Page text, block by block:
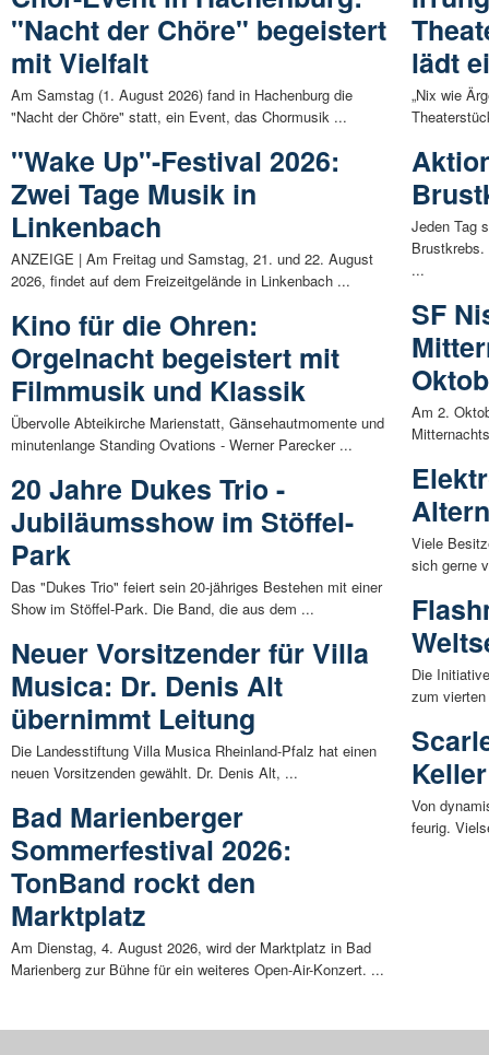
"Nacht der Chöre" begeistert
mit Vielfalt
Am Samstag (1. August 2026) fand in Hachenburg die
"Nacht der Chöre" statt, ein Event, das Chormusik ...
"Wake Up"-Festival 2026:
Zwei Tage Musik in
Linkenbach
ANZEIGE | Am Freitag und Samstag, 21. und 22. August
2026, findet auf dem Freizeitgelände in Linkenbach ...
Kino für die Ohren:
Orgelnacht begeistert mit
Filmmusik und Klassik
Übervolle Abteikirche Marienstatt, Gänsehautmomente und
minutenlange Standing Ovations - Werner Parecker ...
20 Jahre Dukes Trio -
Jubiläumsshow im Stöffel-
Park
Das "Dukes Trio" feiert sein 20-jähriges Bestehen mit einer
Show im Stöffel-Park. Die Band, die aus dem ...
Neuer Vorsitzender für Villa
Musica: Dr. Denis Alt
übernimmt Leitung
Die Landesstiftung Villa Musica Rheinland-Pfalz hat einen
neuen Vorsitzenden gewählt. Dr. Denis Alt, ...
Bad Marienberger
Sommerfestival 2026:
TonBand rockt den
Marktplatz
Am Dienstag, 4. August 2026, wird der Marktplatz in Bad
Marienberg zur Bühne für ein weiteres Open-Air-Konzert. ...
lädt
„Nix wie
Jeden Tag
...
SF
Am 2.
Viele
sich gerne
Die
zum
Keller
Von
feurig.